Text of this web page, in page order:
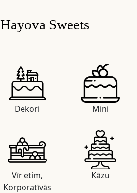
Hayova Sweets
Dekori Mini
Vīrietim,
Korporatīvās
Kāzu